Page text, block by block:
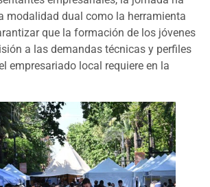
modalidad dual como la herramienta
que la formación de los jóvenes
a las demandas técnicas y perfiles
empresariado local requiere en la